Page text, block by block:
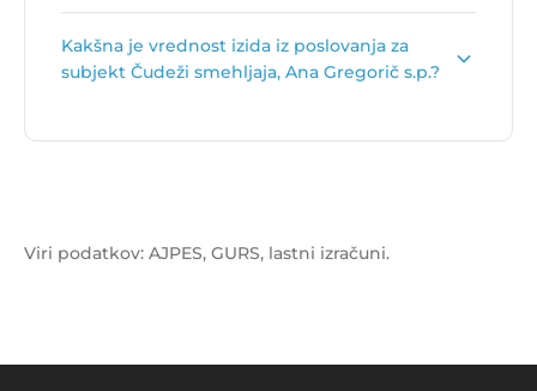
smehljaja, Ana Gregorič s.p. je15.702 €
Kakšna je vrednost izida iz poslovanja za
subjekt Čudeži smehljaja, Ana Gregorič s.p.?
smehljaja, Ana Gregorič s.p. je-658 €.
Viri podatkov: AJPES, GURS, lastni izračuni.